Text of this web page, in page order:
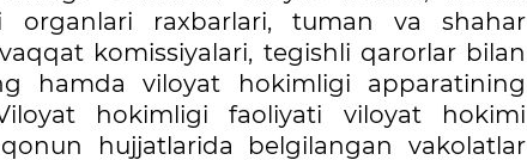
organlari raxbarlari, tuman va shahar
komissiyalari, tegishli qarorlar bilan
hamda viloyat hokimligi apparatining
hokimligi faoliyati viloyat hokimi
hujjatlarida belgilangan vakolatlar